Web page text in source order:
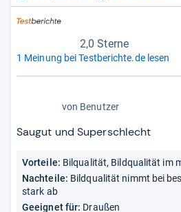
2,0 Sterne
1 Meinung bei Testberichte.de lesen
5
Sternen
von Benutzer
Saugut und Superschlecht
Vorteile: Bilqualität, Bildqualität im
Nachteile: Bildqualität nimmt bei
stark ab
Geeignet für: Draußen